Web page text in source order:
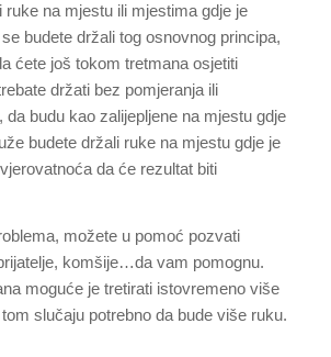
ruke na mjestu ili mjestima gdje je
budete držali tog osnovnog principa,
ćete još tokom tretmana osjetiti
držati bez pomjeranja ili
da budu kao zalijepljene na mjestu gdje
budete držali ruke na mjestu gdje je
da će rezultat biti
možete u pomoć pozvati
komšije…da vam pomognu.
moguće je tretirati istovremeno više
slučaju potrebno da bude više ruku.